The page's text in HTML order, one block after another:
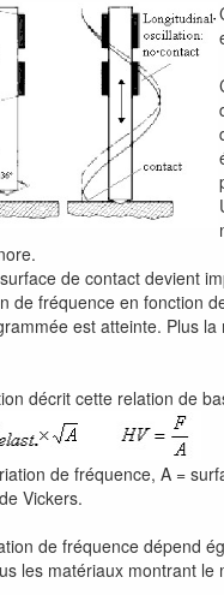
de contact devient
de fréquence en fonction
est atteinte. Plus
décrit cette relation de
de fréquence, A =
Vickers.
de fréquence dépend
les matériaux montrant le